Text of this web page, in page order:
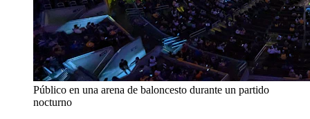
Público en una arena de baloncesto durante un partido
nocturno